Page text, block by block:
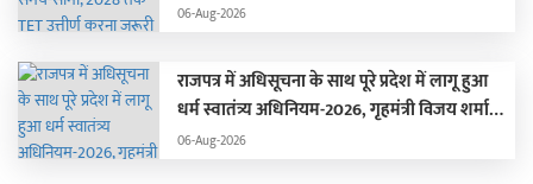
06-Aug-2026
राजपत्र में अधिसूचना के साथ पूरे प्रदेश में लागू हुआ
धर्म स्वातंत्र्य अधिनियम-2026, गृहमंत्री विजय शर्मा
बोले –
06-Aug-2026